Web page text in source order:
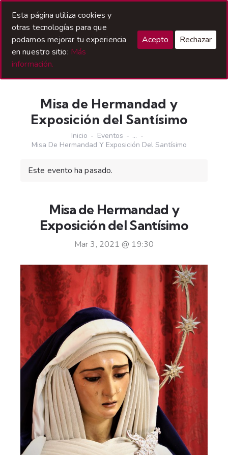
Misa de Hermandad y
Exposición del Santísimo
Inicio Eventos
...
Misa De Hermandad Y Exposición Del Santísimo
Este evento ha pasado.
Misa de Hermandad y
Exposición del Santísimo
Mar 3, 2021 @ 19:30
Esta página utiliza cookies y
otras tecnologías para que
podamos mejorar tu experiencia
en nuestro sitio: Más
información.
Acepto Rechazar